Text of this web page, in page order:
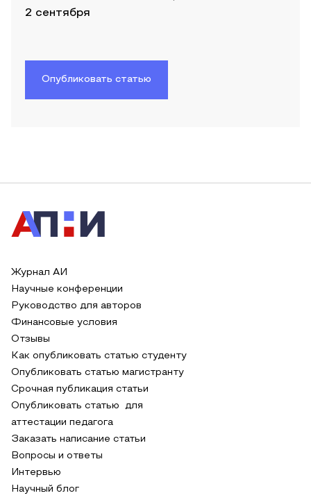
2 сентября
Опубликовать статью
Журнал АИ
Научные конференции
Руководство для авторов
Финансовые условия
Отзывы
Как опубликовать статью студенту
Опубликовать статью магистранту
Срочная публикация статьи
Опубликовать статью для
аттестации педагога
Заказать написание статьи
Вопросы и ответы
Интервью
Научный блог